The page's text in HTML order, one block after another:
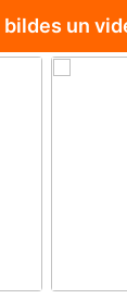
bildes un